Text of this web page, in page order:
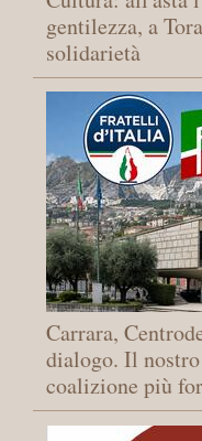
gentilezza, a
solidarietà
Carrara,
dialogo. Il
coalizione più